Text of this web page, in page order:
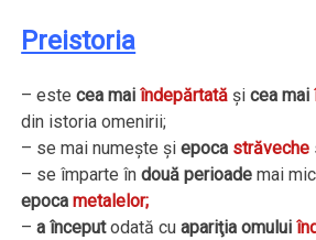
Preistoria
– estecea maiîndepărtată şicea mai
din istoria omenirii;
– se mai numeşte şiepoca străveche
– se împarte îndouă perioade mai
epocametalelor;
–a începutodată cu apariţia omului